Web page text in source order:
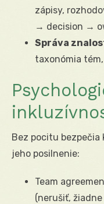
zápisy,
→ decision →
Správa
taxonómia
Bez pocitu
jeho posilnenie:
Team
(nerušiť,